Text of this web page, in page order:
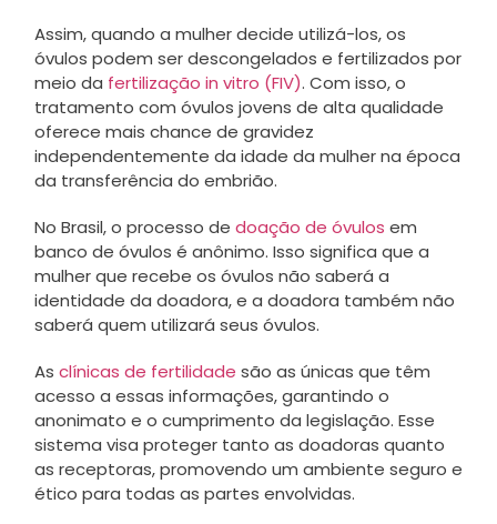
Assim, quando a mulher decide utilizá-los, os
óvulos podem ser descongelados e fertilizados por
meio da fertilização in vitro (FIV). Com isso, o
tratamento com óvulos jovens de alta qualidade
oferece mais chance de gravidez
independentemente da idade da mulher na época
da transferência do embrião.
No Brasil, o processo de doação de óvulos em
banco de óvulos é anônimo. Isso significa que a
mulher que recebe os óvulos não saberá a
identidade da doadora, e a doadora também não
saberá quem utilizará seus óvulos.
As clínicas de fertilidade são as únicas que têm
acesso a essas informações, garantindo o
anonimato e o cumprimento da legislação. Esse
sistema visa proteger tanto as doadoras quanto
as receptoras, promovendo um ambiente seguro e
ético para todas as partes envolvidas.